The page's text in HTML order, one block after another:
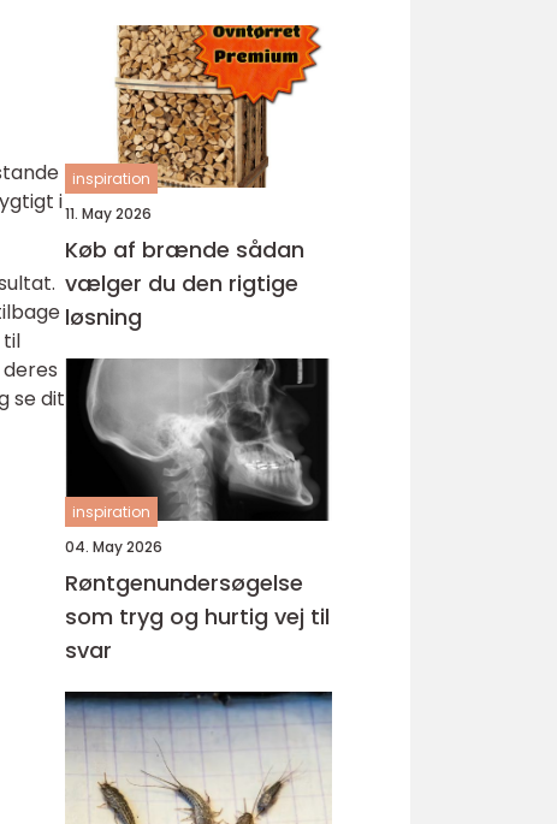
i
til
se dit
inspiration
11. May 2026
Køb af brænde sådan
vælger du den rigtige
løsning
inspiration
04. May 2026
Røntgenundersøgelse
som tryg og hurtig vej til
svar